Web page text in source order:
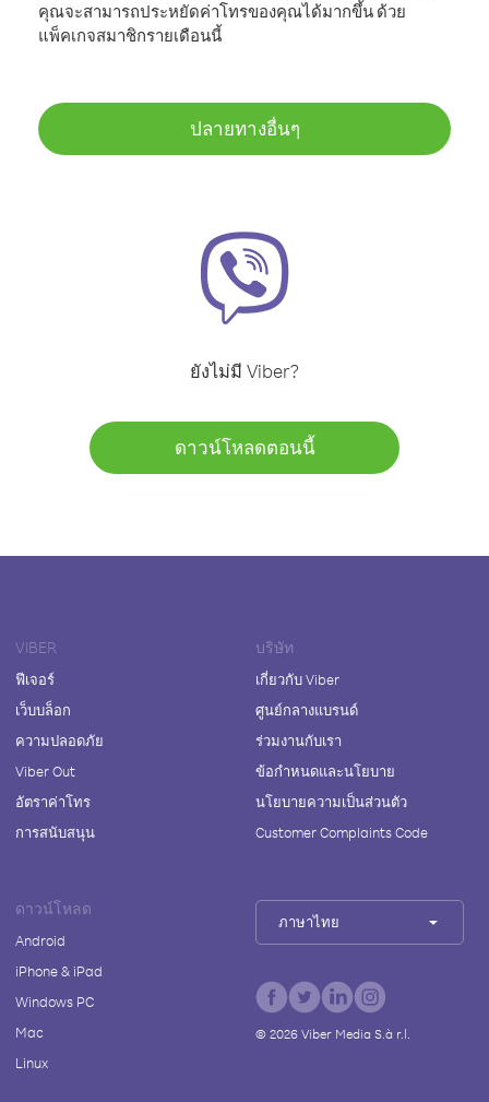
คุณจะสามารถประหยัดค่าโทรของคุณได้มากขึ้น ด้วย
แพ็คเกจสมาชิกรายเดือนนี้
ปลายทางอื่นๆ
ยังไม่มี Viber?
ดาวน์โหลดตอนนี้
VIBER
ฟีเจอร์
เว็บบล็อก
ความปลอดภัย
Viber Out
อัตราค่าโทร
การสนับสนุน
บริษัท
เกี่ยวกับ Viber
ศูนย์กลางแบรนด์
ร่วมงานกับเรา
ข้อกำหนดและนโยบาย
นโยบายความเป็นส่วนตัว
Customer Complaints Code
ดาวน์โหลด
Android
iPhone & iPad
Windows PC
Mac
Linux
ภาษาไทย
© 2026Viber Media S.à r.l.